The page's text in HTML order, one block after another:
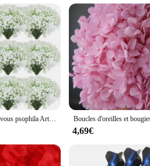
and commercial needs. Their timeless
customers. With these earrings, you're
Fleurs pouvez-vous psophila Artificielles, Fausses Plantes, Souffle de Bébé, Décor de ixà Domicile, Mariage, 50 Pcs
4,69€